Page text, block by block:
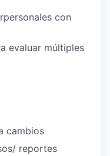
con
evaluar múltiples
cambios
reportes